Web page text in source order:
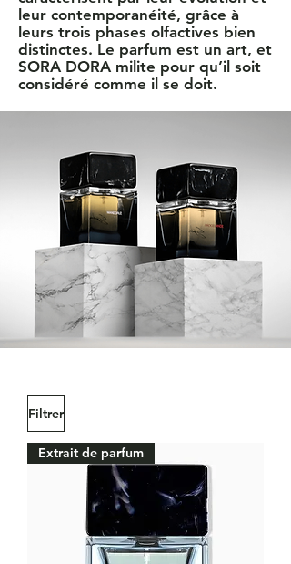
leur contemporanéité, grâce à
leurs trois phases olfactives bien
distinctes. Le parfum est un art, et
SORA DORA milite pour qu’il soit
considéré comme il se doit.
Filtrer
Extrait de parfum